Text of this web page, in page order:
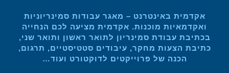
אקדמית באינטרנט – מאגר עבודות סמינריוניות
ואקדמאיות מוכנות. אקדמית מציעה לכם הנחייה
בכתיבת עבודת סמינריון לתואר ראשון ותואר שני,
כתיבת הצעות מחקר, עיבודים סטטיסטיים, תרגום,
הכנה של פרוייקטים לדוקטורט ועוד…